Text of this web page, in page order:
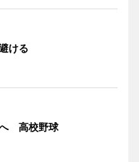
ける
へ 高校野球